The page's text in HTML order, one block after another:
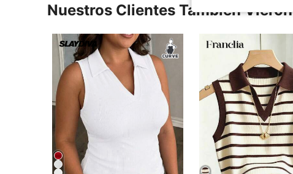
Nuestros Clientes También Vieron